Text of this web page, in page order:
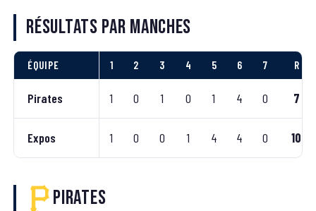
Résultats par manches
ÉQUIPE 1 2 3 4 5 6 7 R
Pirates 1 0 1 0 1 4 0 7
Expos 1 0 0 1 4 4 0 10
Pirates